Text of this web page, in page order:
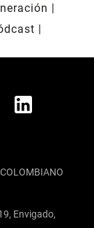
Envigado,